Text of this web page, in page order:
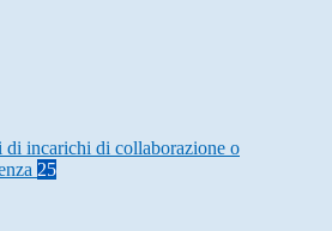
di incarichi di collaborazione o
25